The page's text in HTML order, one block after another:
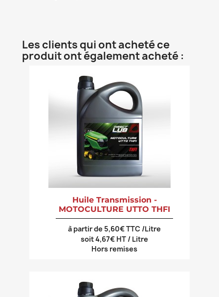
Les clients qui ont acheté ce
produit ont également acheté :
Huile Transmission -
MOTOCULTURE UTTO THFI
à partir de 5,60€ TTC /Litre
soit 4,67€ HT / Litre
Hors remises